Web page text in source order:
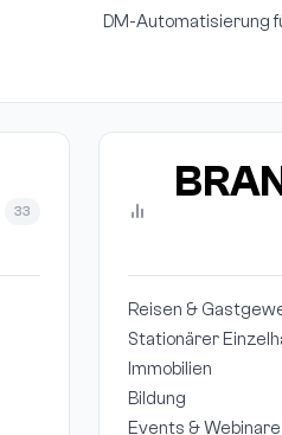
DM-Automatisierung
33
Reisen &
Stationärer
Immobilien
Bildung
Events & Webinare